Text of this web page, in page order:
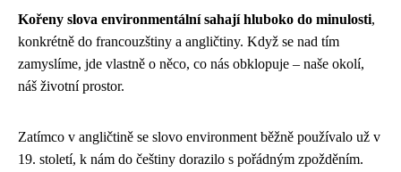
Kořeny slova environmentální sahají hluboko do minulosti,
konkrétně do francouzštiny a angličtiny. Když se nad tím
zamyslíme, jde vlastně o něco, co nás obklopuje – naše okolí,
náš životní prostor.
Zatímco v angličtině se slovo environment běžně používalo už v
19. století, k nám do češtiny dorazilo s pořádným zpožděním.